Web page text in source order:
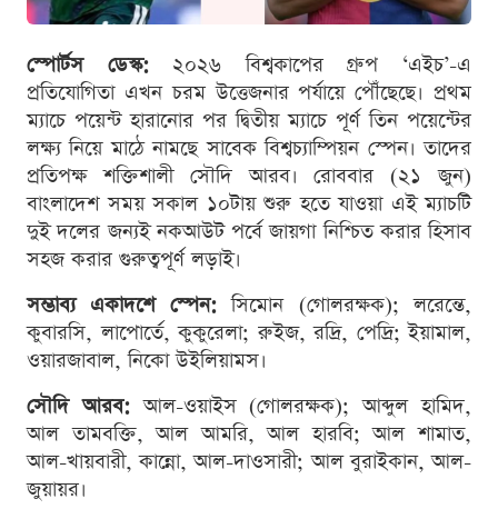
স্পোর্টস ডেস্ক:২০২৬ বিশ্বকাপের গ্রুপ ‘এইচ’-এ
প্রতিযোগিতা এখন চরম উত্তেজনার পর্যায়ে পৌঁছেছে। প্রথম
ম্যাচে পয়েন্ট হারানোর পর দ্বিতীয় ম্যাচে পূর্ণ তিন পয়েন্টের
লক্ষ্য নিয়ে মাঠে নামছে সাবেক বিশ্বচ্যাম্পিয়ন স্পেন। তাদের
প্রতিপক্ষ শক্তিশালী সৌদি আরব। রোববার (২১ জুন)
বাংলাদেশ সময় সকাল ১০টায় শুরু হতে যাওয়া এই ম্যাচটি
দুই দলের জন্যই নকআউট পর্বে জায়গা নিশ্চিত করার হিসাব
সহজ করার গুরুত্বপূর্ণ লড়াই।
সম্ভাব্য একাদশে স্পেন:সিমোন (গোলরক্ষক); লরেন্তে,
কুবারসি, লাপোর্তে, কুকুরেলা; রুইজ, রদ্রি, পেদ্রি; ইয়ামাল,
ওয়ারজাবাল, নিকো উইলিয়ামস।
সৌদি আরব:আল-ওয়াইস (গোলরক্ষক); আব্দুল হামিদ,
আল তামবক্তি, আল আমরি, আল হারবি; আল শামাত,
আল-খায়বারী, কান্নো, আল-দাওসারী; আল বুরাইকান, আল-
জুয়ায়র।